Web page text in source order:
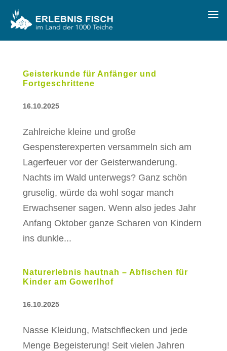
Geisterkunde für Anfänger und
Fortgeschrittene
16.10.2025
Zahlreiche kleine und große
Gespensterexperten versammeln sich am
Lagerfeuer vor der Geisterwanderung.
Nachts im Wald unterwegs? Ganz schön
gruselig, würde da wohl sogar manch
Erwachsener sagen. Wenn also jedes Jahr
Anfang Oktober ganze Scharen von Kindern
ins dunkle...
Naturerlebnis hautnah – Abfischen für
Kinder am Gowerlhof
16.10.2025
Nasse Kleidung, Matschflecken und jede
Menge Begeisterung! Seit vielen Jahren